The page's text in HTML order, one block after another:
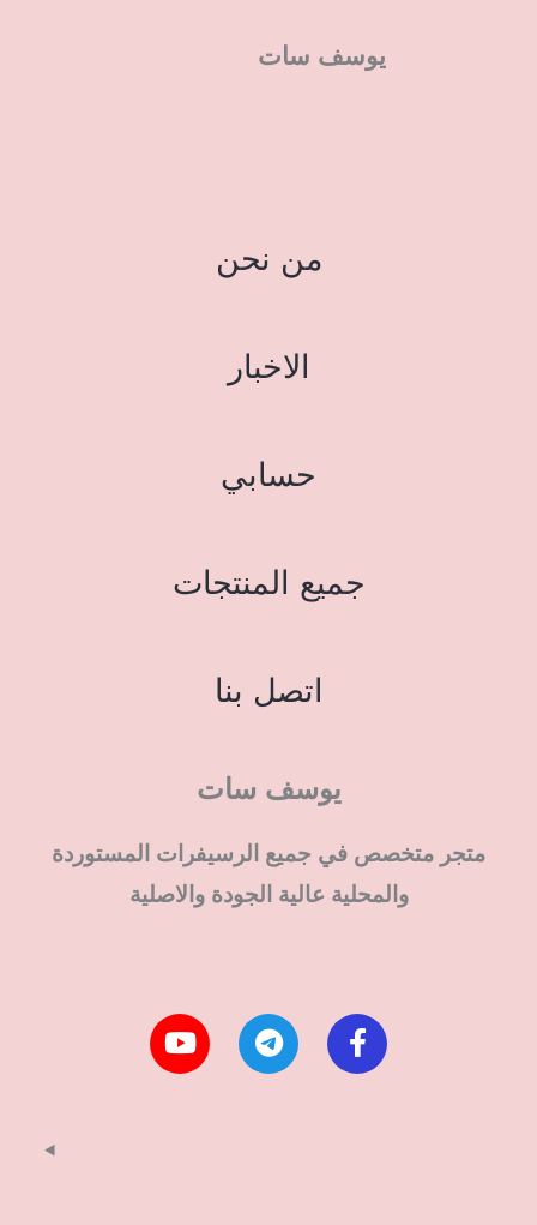
يوسف سات
من نحن
الاخبار
حسابي
جميع المنتجات
اتصل بنا
يوسف سات
متجر متخصص في جميع الرسيفرات المستوردة
والمحلية عالية الجودة والاصلية